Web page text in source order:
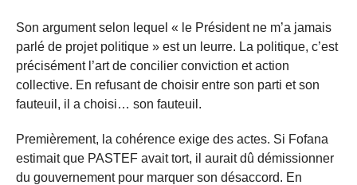
Son argument selon lequel « le Président ne m’a jamais
parlé de projet politique » est un leurre. La politique, c’est
précisément l’art de concilier conviction et action
collective. En refusant de choisir entre son parti et son
fauteuil, il a choisi… son fauteuil.
Premièrement, la cohérence exige des actes. Si Fofana
estimait que PASTEF avait tort, il aurait dû démissionner
du gouvernement pour marquer son désaccord. En